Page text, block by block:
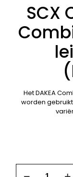
SCX
Het DAKEA
worden